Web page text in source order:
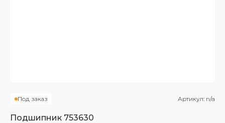
Под заказ Артикул: n/a
Подшипник 753630